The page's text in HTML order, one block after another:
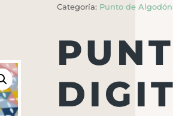
Categoría: Punto de Algodón